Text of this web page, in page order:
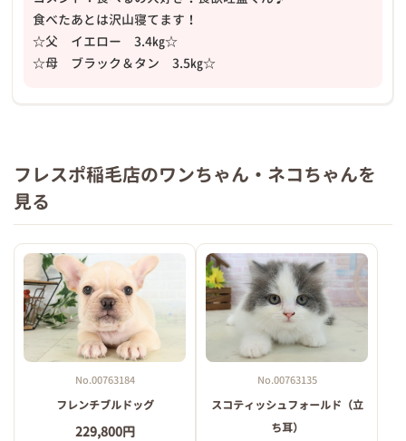
食べたあとは沢山寝てます！
☆父 イエロー 3.4㎏☆
☆母 ブラック＆タン 3.5㎏☆
フレスポ稲毛店のワンちゃん・ネコちゃんを
見る
No.00763184
フレンチブルドッグ
229,800円
No.00763135
スコティッシュフォールド（立
ち耳）